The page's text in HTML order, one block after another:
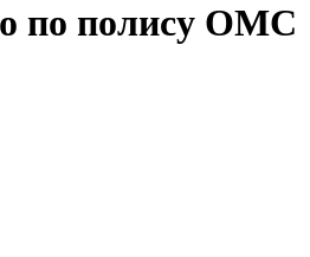
по полису ОМС